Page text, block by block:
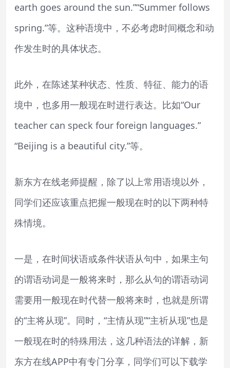
earth goes around the sun.”“Summer follows
spring.”等。这种语境中，不必考虑时间概念和动
作发生时的具体状态。
此外，在陈述某种状态、性质、特征、能力的语
境中，也多用一般现在时进行表达。比如“Our
teacher can speck four foreign languages.”
“Beijing is a beautiful city.”等。
新东方在线老师提醒，除了以上常用语境以外，
同学们还应该重点把握一般现在时的以下两种特
殊情境。
一是，在时间状语或条件状语从句中，如果主句
的谓语动词是一般将来时，那么从句的谓语动词
需要用一般现在时代替一般将来时，也就是所谓
的“主将从现”。同时，“主情从现”“主祈从现”也是
一般现在时的特殊用法，这几种语法的详解，新
东方在线APP中有专门分享，同学们可以下载学